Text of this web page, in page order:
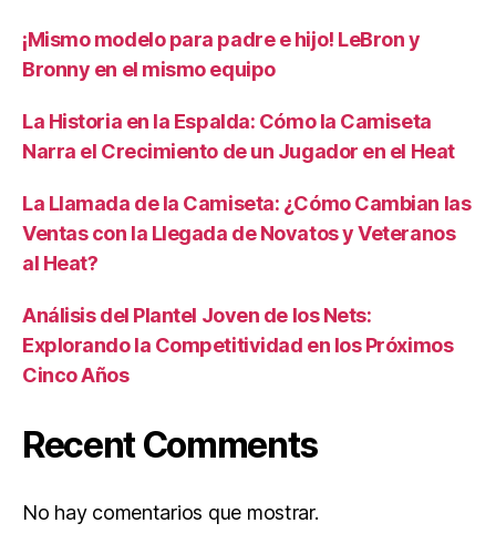
¡Mismo modelo para padre e hijo! LeBron y
Bronny en el mismo equipo
La Historia en la Espalda: Cómo la Camiseta
Narra el Crecimiento de un Jugador en el Heat
La Llamada de la Camiseta: ¿Cómo Cambian las
Ventas con la Llegada de Novatos y Veteranos
al Heat?
Análisis del Plantel Joven de los Nets:
Explorando la Competitividad en los Próximos
Cinco Años
Recent Comments
No hay comentarios que mostrar.